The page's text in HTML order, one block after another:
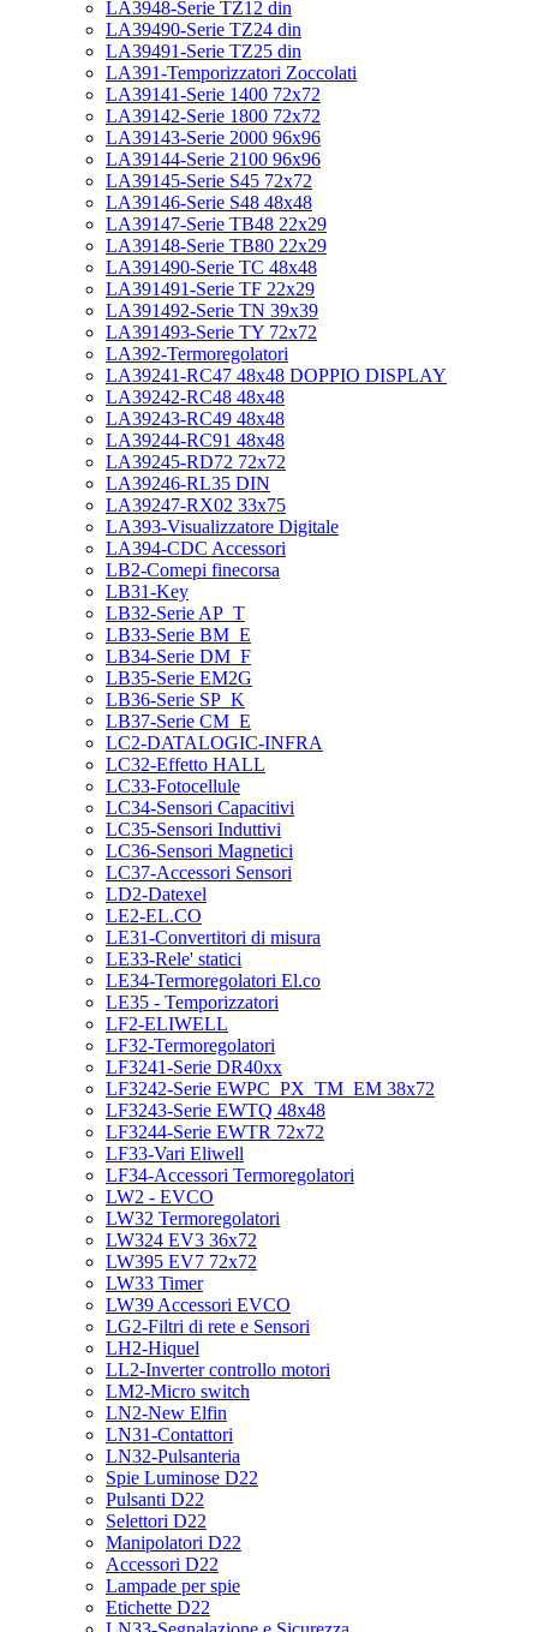
LA3948-Serie TZ12 din
LA39490-Serie TZ24 din
LA39491-Serie TZ25 din
LA391-Temporizzatori Zoccolati
LA39141-Serie 1400 72x72
LA39142-Serie 1800 72x72
LA39143-Serie 2000 96x96
LA39144-Serie 2100 96x96
LA39145-Serie S45 72x72
LA39146-Serie S48 48x48
LA39147-Serie TB48 22x29
LA39148-Serie TB80 22x29
LA391490-Serie TC 48x48
LA391491-Serie TF 22x29
LA391492-Serie TN 39x39
LA391493-Serie TY 72x72
LA392-Termoregolatori
LA39241-RC47 48x48 DOPPIO DISPLAY
LA39242-RC48 48x48
LA39243-RC49 48x48
LA39244-RC91 48x48
LA39245-RD72 72x72
LA39246-RL35 DIN
LA39247-RX02 33x75
LA393-Visualizzatore Digitale
LA394-CDC Accessori
LB2-Comepi finecorsa
LB31-Key
LB32-Serie AP_T
LB33-Serie BM_E
LB34-Serie DM_F
LB35-Serie EM2G
LB36-Serie SP_K
LB37-Serie CM_E
LC2-DATALOGIC-INFRA
LC32-Effetto HALL
LC33-Fotocellule
LC34-Sensori Capacitivi
LC35-Sensori Induttivi
LC36-Sensori Magnetici
LC37-Accessori Sensori
LD2-Datexel
LE2-EL.CO
LE31-Convertitori di misura
LE33-Rele' statici
LE34-Termoregolatori El.co
LE35 - Temporizzatori
LF2-ELIWELL
LF32-Termoregolatori
LF3241-Serie DR40xx
LF3242-Serie EWPC_PX_TM_EM 38x72
LF3243-Serie EWTQ 48x48
LF3244-Serie EWTR 72x72
LF33-Vari Eliwell
LF34-Accessori Termoregolatori
LW2 - EVCO
LW32 Termoregolatori
LW324 EV3 36x72
LW395 EV7 72x72
LW33 Timer
LW39 Accessori EVCO
LG2-Filtri di rete e Sensori
LH2-Hiquel
LL2-Inverter controllo motori
LM2-Micro switch
LN2-New Elfin
LN31-Contattori
LN32-Pulsanteria
Spie Luminose D22
Pulsanti D22
Selettori D22
Manipolatori D22
Accessori D22
Lampade per spie
Etichette D22